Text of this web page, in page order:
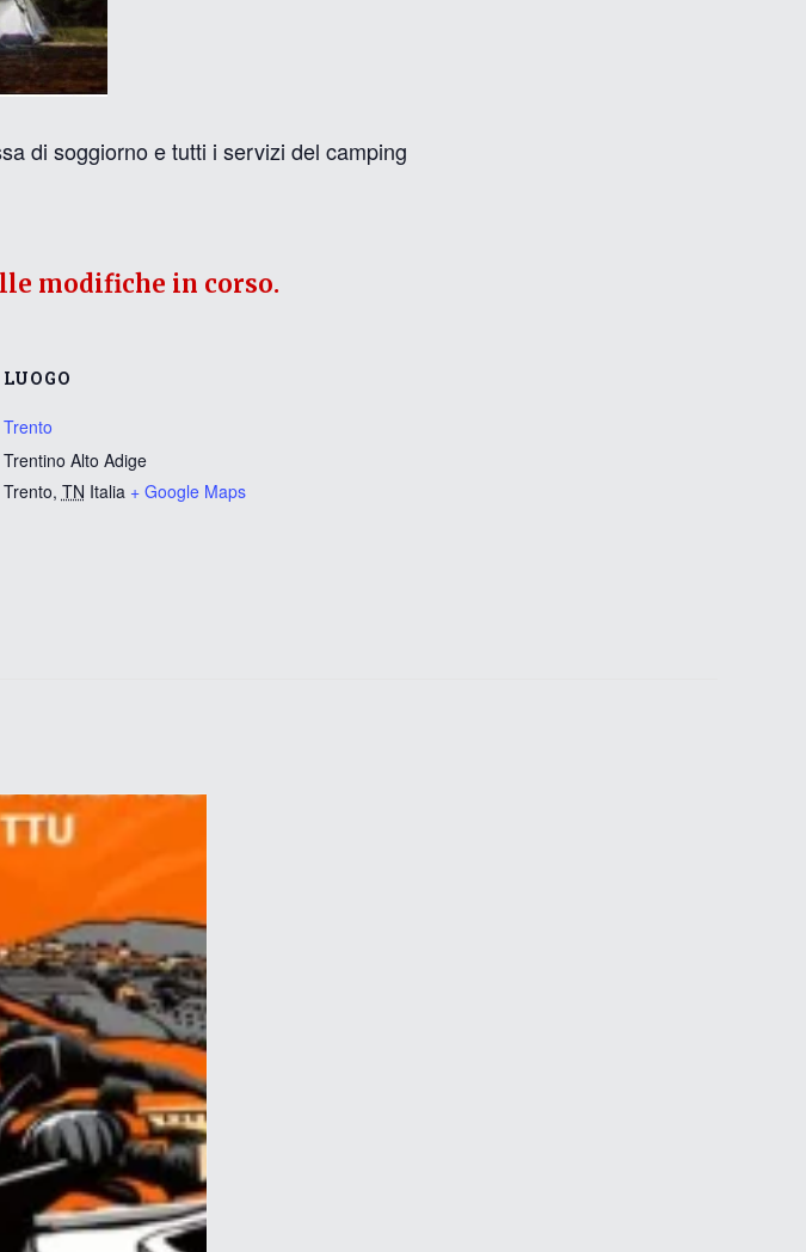
di soggiorno e tutti i servizi del camping
LUOGO
Trento
Trentino Alto Adige
Trento, TN Italia + Google Maps
modifiche in corso.